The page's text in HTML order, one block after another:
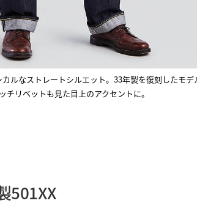
ルなストレートシルエット。33年製を復刻したモデ
チリベットも見た目上のアクセントに。
501XX